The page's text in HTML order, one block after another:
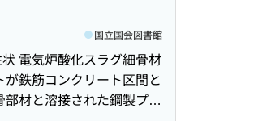
技術に関する調査研究
ネル覆工打音検査・撮
枠に作用する側圧に及ぼ
す影響 現場と室内で締め
用いたRC部材の耐震性能
た各環境因子検討 黄鉄鉱
国立国会図書館
電気炉酸化スラグ細骨材
鉄筋コンクリート区間と
材と溶接された鋼製プレ